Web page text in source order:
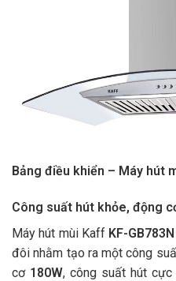
Bảng điều khiển – Máy hút
Công suất hút khỏe, động
Máy hút mùi Kaff KF-GB783N
đôi nhằm tạo ra một công
cơ 180W, công suất hút cực